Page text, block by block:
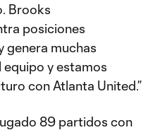
Brooks
posiciones
genera muchas
equipo y estamos
con Atlanta United.”
89 partidos con